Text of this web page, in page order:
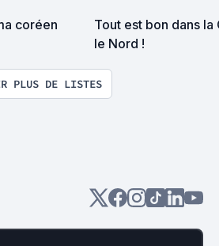
coréen
Tout est bon dans la
le Nord !
PLUS DE LISTES